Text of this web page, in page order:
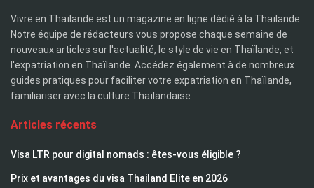
Vivre en Thaïlande est un magazine en ligne dédié à la Thaïlande.
Notre équipe de rédacteurs vous propose chaque semaine de
nouveaux articles sur l'actualité, le style de vie en Thaïlande, et
l'expatriation en Thaïlande. Accédez également à de nombreux
guides pratiques pour faciliter votre expatriation en Thaïlande,
familiariser avec la culture Thaïlandaise
Articles récents
Visa LTR pour digital nomads : êtes-vous éligible ?
Prix et avantages du visa Thailand Elite en 2026